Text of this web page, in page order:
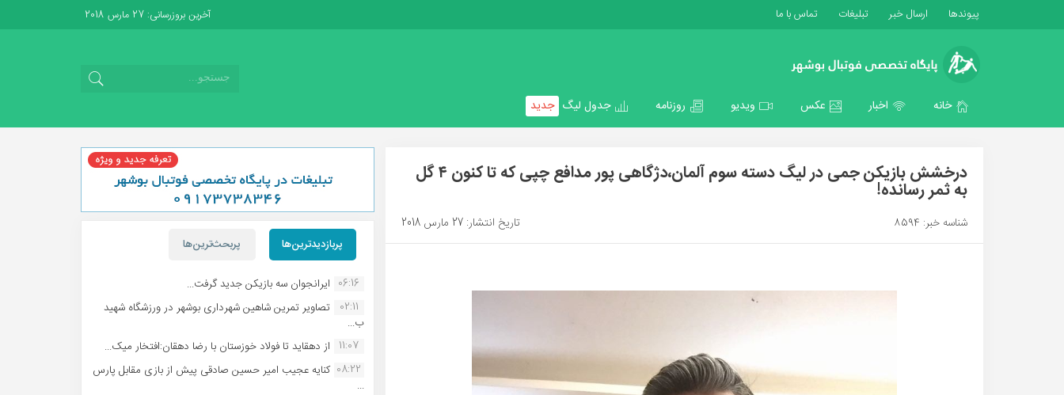
پیوندها ارسال خبر تبلیغات تماس با ما آخرین بروزرسانی: 27 مارس 2018
خانه اخبار عکس ویدیو روزنامه جدول لیگ جدید
درخشش بازیکن جمی در لیگ دسته سوم آلمان،دژگاهی پور مدافع چپی که تا کنون ۴ گل
به ثمر رسانده!
شناسه خبر: 8594 تاریخ انتشار: 27 مارس 2018
پربازدیدترین‌ها پربحث‌ترین‌ها
06:16 ایرانجوان سه بازیکن جدید گرفت...
02:11
تصاویر تمرین شاهین شهردارى بوشهر در ورزشگاه شهید
ب...
11:07 از دهقاید تا فولاد خوزستان با رضا دهقان:افتخار میک...
08:22 کنایه عجیب امیر حسین صادقی پیش از بازی مقابل پارس
...